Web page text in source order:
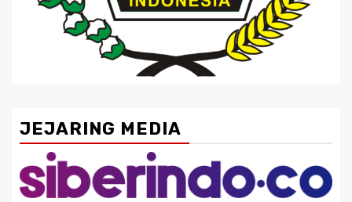
JEJARING MEDIA